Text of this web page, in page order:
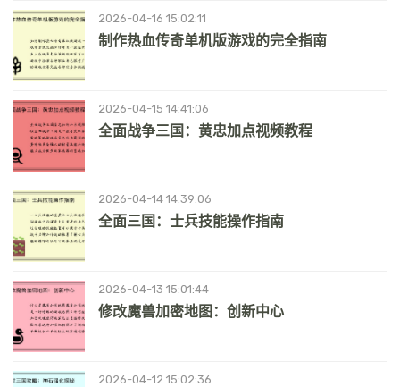
2026-04-16 15:02:11
制作热血传奇单机版游戏的完全指南
2026-04-15 14:41:06
全面战争三国：黄忠加点视频教程
2026-04-14 14:39:06
全面三国：士兵技能操作指南
2026-04-13 15:01:44
修改魔兽加密地图：创新中心
2026-04-12 15:02:36